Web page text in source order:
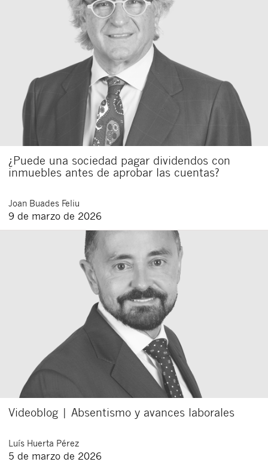
¿Puede una sociedad pagar dividendos con
inmuebles antes de aprobar las cuentas?
Joan Buades Feliu
9 de marzo de 2026
Videoblog | Absentismo y avances laborales
Luís Huerta Pérez
5 de marzo de 2026